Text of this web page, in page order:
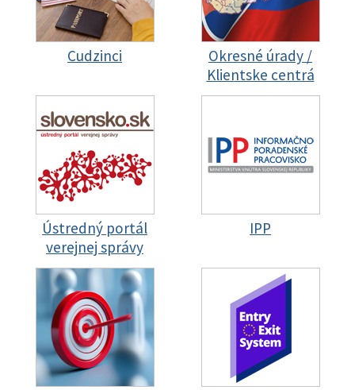
Cudzinci
Okresné úrady /
Klientske centrá
Ústredný portál
verejnej správy
IPP